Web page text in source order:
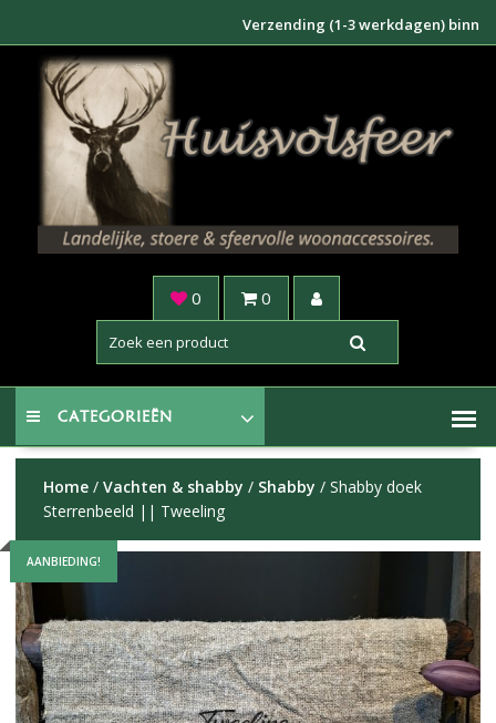
inhoud
Verzending (1-3 werkdagen) binnen
0 0
CATEGORIEËN
Home/ Vachten & shabby / Shabby / Shabby doek
Sterrenbeeld || Tweeling
AANBIEDING!